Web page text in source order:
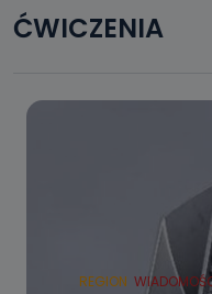
ĆWICZENIA
REGION